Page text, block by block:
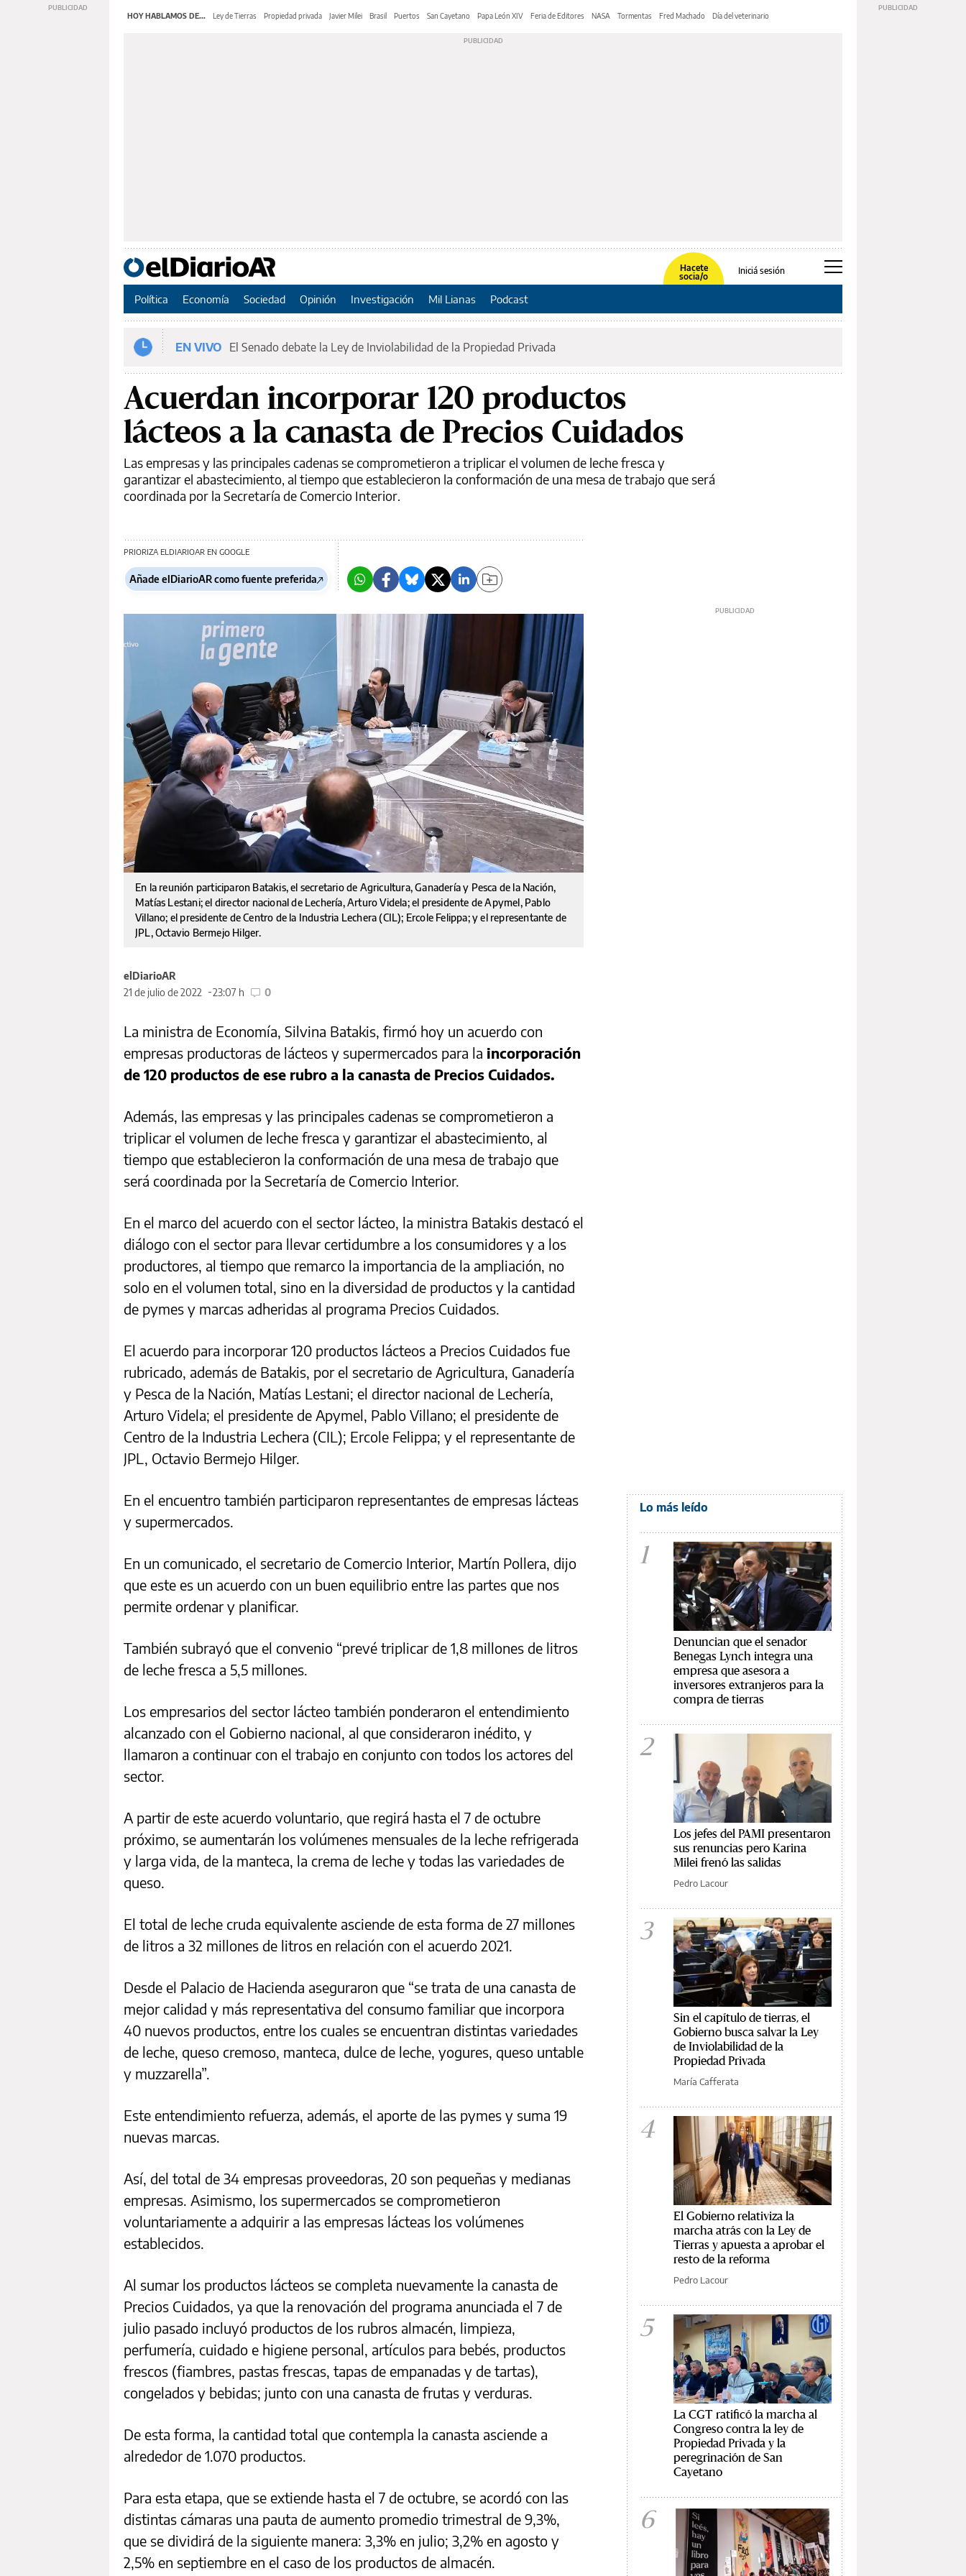
HOY HABLAMOS DE... Ley de Tierras Propiedad privada Javier Milei Brasil Puertos San Cayetano Papa León XIV Feria de Editores NASA Tormentas Fred Machado Día del veterinario
Hacete
socia/o
Iniciá sesión
Política Economía Sociedad Opinión Investigación Mil Lianas Podcast
EN VIVO El Senado debate la Ley de Inviolabilidad de la Propiedad Privada
Acuerdan incorporar 120 productos
lácteos a la canasta de Precios Cuidados
Las empresas y las principales cadenas se comprometieron a triplicar el volumen de leche fresca y
garantizar el abastecimiento, al tiempo que establecieron la conformación de una mesa de trabajo que será
coordinada por la Secretaría de Comercio Interior.
PRIORIZA ELDIARIOAR EN GOOGLE
Añade elDiarioAR como fuente preferida
En la reunión participaron Batakis, el secretario de Agricultura, Ganadería y Pesca de la Nación,
Matías Lestani; el director nacional de Lechería, Arturo Videla; el presidente de Apymel, Pablo
Villano; el presidente de Centro de la Industria Lechera (CIL); Ercole Felippa; y el representante de
JPL, Octavio Bermejo Hilger.
elDiarioAR
21 de julio de 2022
23:07 h 0
La ministra de Economía, Silvina Batakis, firmó hoy un acuerdo con
empresas productoras de lácteos y supermercados para la incorporación
de 120 productos de ese rubro a la canasta de Precios Cuidados.
Además, las empresas y las principales cadenas se comprometieron a
triplicar el volumen de leche fresca y garantizar el abastecimiento, al
tiempo que establecieron la conformación de una mesa de trabajo que
será coordinada por la Secretaría de Comercio Interior.
En el marco del acuerdo con el sector lácteo, la ministra Batakis destacó el
diálogo con el sector para llevar certidumbre a los consumidores y a los
productores, al tiempo que remarco la importancia de la ampliación, no
solo en el volumen total, sino en la diversidad de productos y la cantidad
de pymes y marcas adheridas al programa Precios Cuidados.
El acuerdo para incorporar 120 productos lácteos a Precios Cuidados fue
rubricado, además de Batakis, por el secretario de Agricultura, Ganadería
y Pesca de la Nación, Matías Lestani; el director nacional de Lechería,
Arturo Videla; el presidente de Apymel, Pablo Villano; el presidente de
Centro de la Industria Lechera (CIL); Ercole Felippa; y el representante de
JPL, Octavio Bermejo Hilger.
En el encuentro también participaron representantes de empresas lácteas
y supermercados.
En un comunicado, el secretario de Comercio Interior, Martín Pollera, dijo
que este es un acuerdo con un buen equilibrio entre las partes que nos
permite ordenar y planificar.
También subrayó que el convenio “prevé triplicar de 1,8 millones de litros
de leche fresca a 5,5 millones.
Los empresarios del sector lácteo también ponderaron el entendimiento
alcanzado con el Gobierno nacional, al que consideraron inédito, y
llamaron a continuar con el trabajo en conjunto con todos los actores del
sector.
A partir de este acuerdo voluntario, que regirá hasta el 7 de octubre
próximo, se aumentarán los volúmenes mensuales de la leche refrigerada
y larga vida, de la manteca, la crema de leche y todas las variedades de
queso.
El total de leche cruda equivalente asciende de esta forma de 27 millones
de litros a 32 millones de litros en relación con el acuerdo 2021.
Desde el Palacio de Hacienda aseguraron que “se trata de una canasta de
mejor calidad y más representativa del consumo familiar que incorpora
40 nuevos productos, entre los cuales se encuentran distintas variedades
de leche, queso cremoso, manteca, dulce de leche, yogures, queso untable
y muzzarella”.
Este entendimiento refuerza, además, el aporte de las pymes y suma 19
nuevas marcas.
Así, del total de 34 empresas proveedoras, 20 son pequeñas y medianas
empresas. Asimismo, los supermercados se comprometieron
voluntariamente a adquirir a las empresas lácteas los volúmenes
establecidos.
Al sumar los productos lácteos se completa nuevamente la canasta de
Precios Cuidados, ya que la renovación del programa anunciada el 7 de
julio pasado incluyó productos de los rubros almacén, limpieza,
perfumería, cuidado e higiene personal, artículos para bebés, productos
frescos (fiambres, pastas frescas, tapas de empanadas y de tartas),
congelados y bebidas; junto con una canasta de frutas y verduras.
De esta forma, la cantidad total que contempla la canasta asciende a
alrededor de 1.070 productos.
Para esta etapa, que se extiende hasta el 7 de octubre, se acordó con las
distintas cámaras una pauta de aumento promedio trimestral de 9,3%,
que se dividirá de la siguiente manera: 3,3% en julio; 3,2% en agosto y
2,5% en septiembre en el caso de los productos de almacén.
Lo más leído
1
Denuncian que el senador
Benegas Lynch integra una
empresa que asesora a
inversores extranjeros para la
compra de tierras
2
Los jefes del PAMI presentaron
sus renuncias pero Karina
Milei frenó las salidas
Pedro Lacour
3
Sin el capítulo de tierras, el
Gobierno busca salvar la Ley
de Inviolabilidad de la
Propiedad Privada
María Cafferata
4
El Gobierno relativiza la
marcha atrás con la Ley de
Tierras y apuesta a aprobar el
resto de la reforma
Pedro Lacour
5
La CGT ratificó la marcha al
Congreso contra la ley de
Propiedad Privada y la
peregrinación de San
Cayetano
6